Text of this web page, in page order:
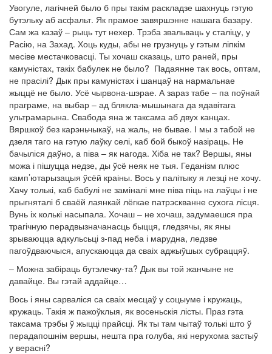
Увогуле, лагічней было б пры такім раскладзе шахнуць гэтую
бутэльку аб асфальт. Як прамое завяршэнне нашага базару.
Сам жа казаў – рыць тут нехер. Трэба звальваць у сталіцу, у
Расію, на Захад. Хоць куды, абы не грузнуць у гэтым ліпкім
месіве местачковасці. Ты хочаш сказаць, што раней, пры
камуністах, такіх бабулек не было? Падаянне так вось, оптам,
не прасілі? Дык пры камуністах і шанцаў на нармальнае
жыццё не было. Усё чырвона-шэрае. А зараз табе – па поўнай
праграме, на выбар – ад блякла-мышынага да ядавітага
ультрамарына. Свабода яна ж таксама аб двух канцах.
Вяршкоў без карэньчыкаў, на жаль, не бывае. І мы з табой не
дзеля таго на гэтую лаўку селі, каб бой быкоў назіраць. Не
бачыліся даўно, а піва – як нагода. Хіба не так? Вершы, яны
можа і пішуцца недзе, ды ўсё неяк не тыя. Геданізм плюс
камп’ютарызацыя ўсёй краіны. Вось у палітыку я лезці не хочу.
Хачу толькі, каб бабулі не заміналі мне піва піць на лаўцы і не
прыгняталі б сваёй лаянкай лёгкае патрэскванне сухога лісця.
Вунь іх колькі насыпала. Хочаш – не хочаш, задумаешся пра
трагічную перадвызначанасць быцця, гледзячы, як яны
зрываюцца адкульсьці з-пад неба і марудна, ледзве
пагоўдваючыся, апускаюцца да сваіх аджыўшых субраццяў.
– Можна забіраць бутэлечку-та? Дык вы той жанчыне не
давайце. Вы гэтай аддайце…
Вось і яны сарваліся са сваіх месцаў у соцыуме і кружаць,
кружаць. Такія ж пажоўклыя, як восеньскія лісты. Праз гэта
таксама трэбы ў жыцці прайсці. Як ты там чытаў толькі што ў
перадапошнім вершы, нешта пра голуба, які нерухома застыў
у верасні?